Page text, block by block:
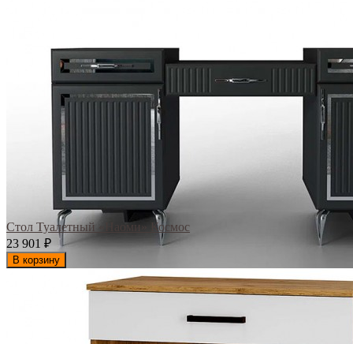
Стол Туалетный «Наоми» Космос
23 901
₽
В корзину